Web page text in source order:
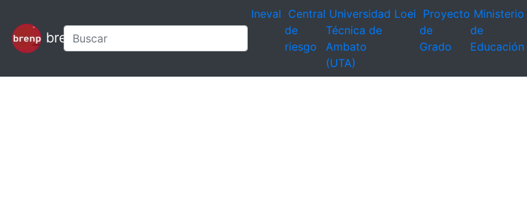
brenp
Ineval Central
de
riesgo
Universidad
Técnica de
Ambato
(UTA)
Loei Proyecto
de
Grado
Ministerio
de
Educación